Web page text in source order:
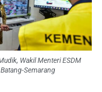
Wakil Menteri ESDM
Semarang